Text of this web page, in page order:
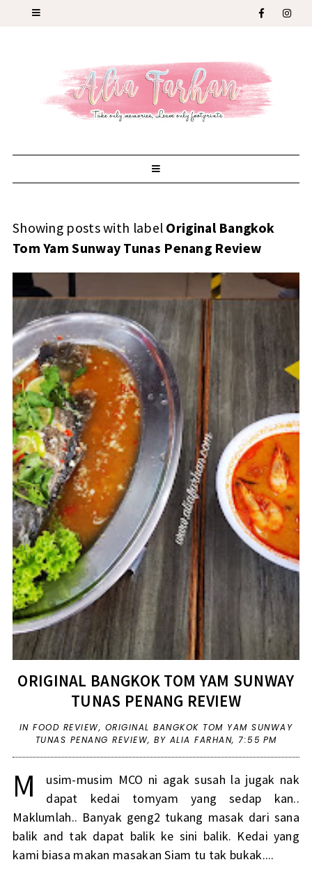
Showing posts with label Original Bangkok
Tom Yam Sunway Tunas Penang Review
ORIGINAL BANGKOK TOM YAM SUNWAY
TUNAS PENANG REVIEW
INFOOD REVIEW, ORIGINAL BANGKOK TOM YAM SUNWAY
TUNAS PENANG REVIEW, BY ALIA FARHAN, 7:55 PM
M
usim-musim MCO ni agak susah la jugak nak
dapat kedai tomyam yang sedap kan..
Maklumlah.. Banyak geng2 tukang masak dari sana
balik and tak dapat balik ke sini balik. Kedai yang
kami biasa makan masakan Siam tu tak bukak....